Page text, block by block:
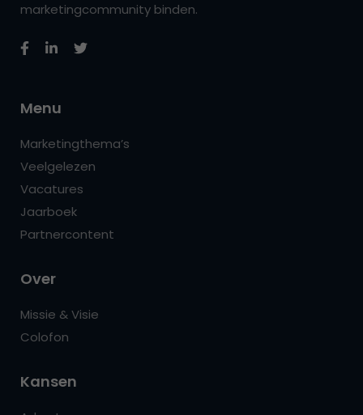
marketingcommunity binden.
Menu
Marketingthema’s
Veelgelezen
Vacatures
Jaarboek
Partnercontent
Over
Missie & Visie
Colofon
Kansen